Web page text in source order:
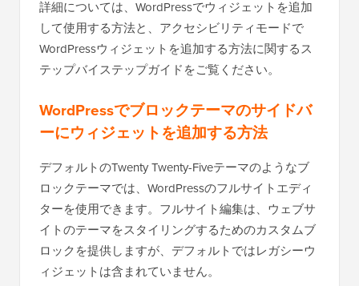
詳細については、WordPressでウィジェットを追加
して使用する方法と、アクセシビリティモードで
WordPressウィジェットを追加する方法に関するス
テップバイステップガイドをご覧ください。
WordPressでブロックテーマのサイドバ
ーにウィジェットを追加する方法
デフォルトのTwenty Twenty-Fiveテーマのようなブ
ロックテーマでは、WordPressのフルサイトエディ
ターを使用できます。フルサイト編集は、ウェブサ
イトのテーマをスタイリングするためのカスタムブ
ロックを提供しますが、デフォルトではレガシーウ
ィジェットは含まれていません。